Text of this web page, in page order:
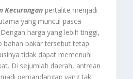
Kecurangan pertalite menjadi
yang muncul pasca-
harga yang lebih tinggi,
bahan bakar tersebut tetap
tidak dapat memenuhi
Di sejumlah daerah, antrean
pemandangan yang tak